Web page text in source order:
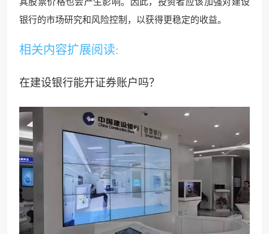
银行的市场研究和风险控制，以获得更稳定的收益。
相关内容扩展阅读:
在建设银行能开证券账户吗？